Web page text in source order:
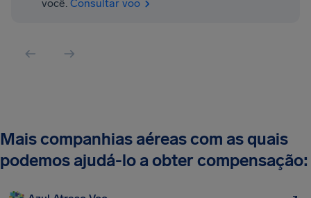
você. Consultar voo
Mais companhias aéreas com as quais
podemos ajudá-lo a obter compensação: